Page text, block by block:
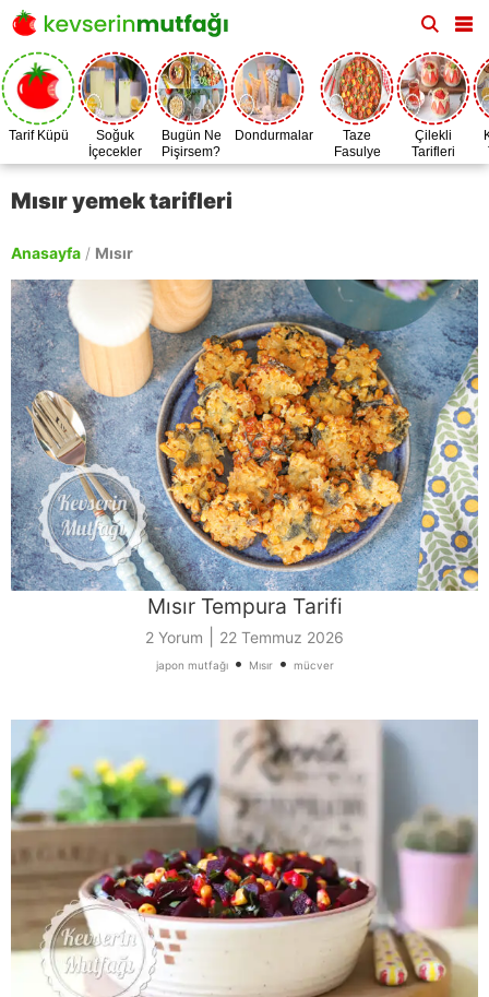
Tarif Küpü
Soğuk
İçecekler
Bugün Ne
Pişirsem?
Dondurmalar
Taze
Fasulye
Zamanı
Çilekli
Tarifleri
Mısır yemek tarifleri
Anasayfa / Mısır
Mısır Tempura Tarifi
2 Yorum 22 Temmuz 2026
japon mutfağı• Mısır• mücver